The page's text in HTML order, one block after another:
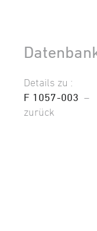
Details zu :
F 1057-003 –
zurück